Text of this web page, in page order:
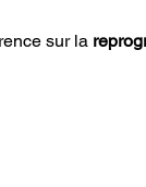
sur la